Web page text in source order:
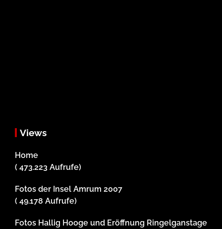
Views
Home
( 473.223 Aufrufe)
Fotos der Insel Amrum 2007
( 49.178 Aufrufe)
Fotos Hallig Hooge und Eröffnung Ringelganstage